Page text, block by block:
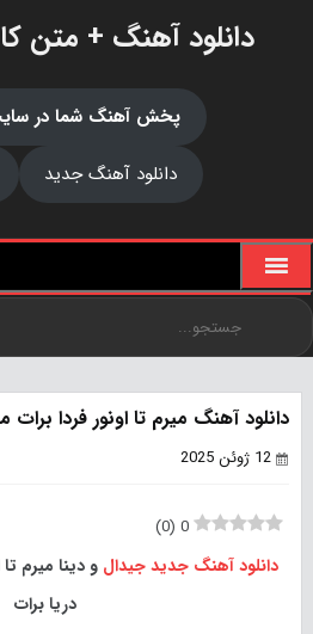
دانلود آهنگ + متن
پخش آهنگ شما در
دانلود آهنگ جدید
دانلود آهنگ میرم تا اونور فردا برات
12 ژوئن 2025
0
(
0
)
دانلود آهنگ جدیدجیدال و دینا میرم تا
دریا برات